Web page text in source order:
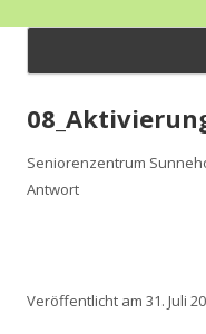
Zum
springen
Seniorenzentrum
Antwort
Veröffentlicht am 31. Juli